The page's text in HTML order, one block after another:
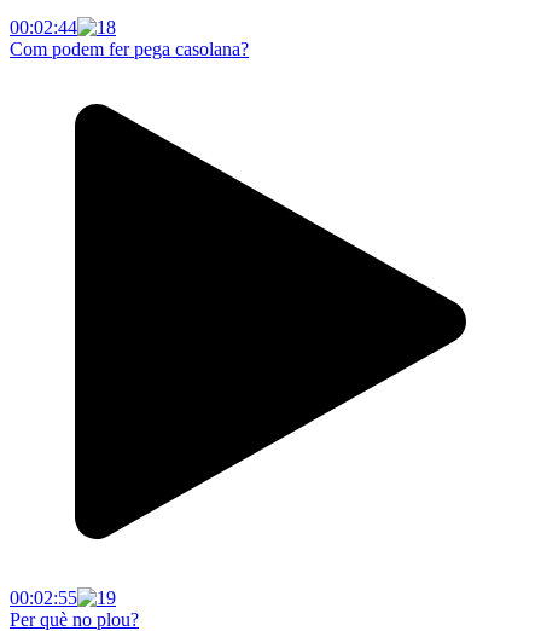
00:02:44
Com podem fer pega casolana?
00:02:55
Per què no plou?